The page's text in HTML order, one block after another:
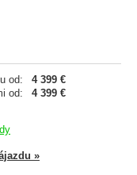
od:
4 399 €
od:
4 399 €
»